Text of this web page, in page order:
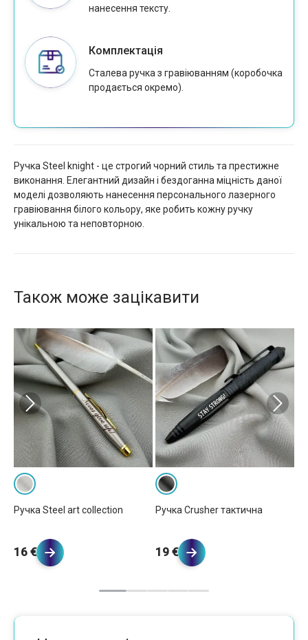
нанесення тексту.
Комплектація
Сталева ручка з гравіюванням (коробочка
продається окремо).
Ручка Steel knight - це строгий чорний стиль та престижне
виконання. Елегантний дизайн і бездоганна міцність даної
моделі дозволяють нанесення персонального лазерного
гравіювання білого кольору, яке робить кожну ручку
унікальною та неповторною.
Також може зацікавити
Ручка Steel art collection
16 €
Ручка Crusher тактична
19 €